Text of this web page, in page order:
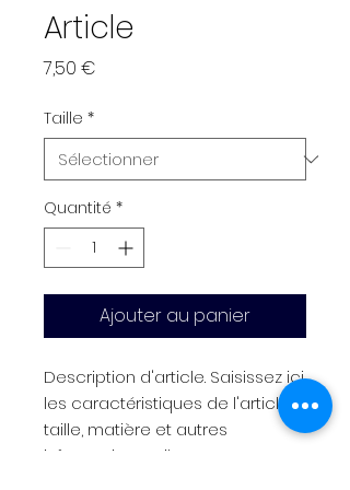
Article
7,50 €
Taille *
Quantité *
Ajouter au panier
Description d'article. Saisissez ici
les caractéristiques de l'article :
taille, matière et autres
informations utiles.